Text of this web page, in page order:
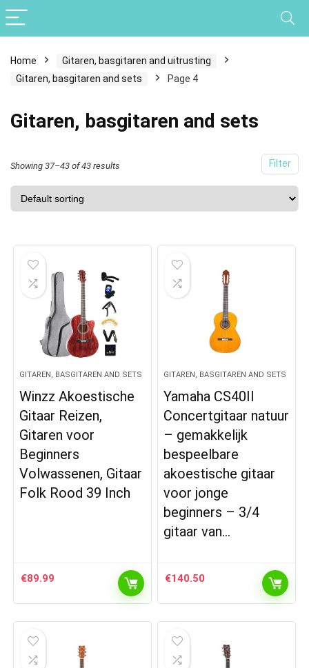
Home
Gitaren, basgitaren and uitrusting
Gitaren, basgitaren and sets
Page 4
Gitaren, basgitaren and sets
Filter
Showing 37–43 of 43 results
GITAREN, BASGITAREN AND SETS
Winzz Akoestische
Gitaar Reizen,
Gitaren voor
Beginners
Volwassenen, Gitaar
Folk Rood 39 Inch
€89.99
GITAREN, BASGITAREN AND SETS
Yamaha CS40II
Concertgitaar natuur
– gemakkelijk
bespeelbare
akoestische gitaar
voor jonge
beginners – 3/4
gitaar van…
€140.50